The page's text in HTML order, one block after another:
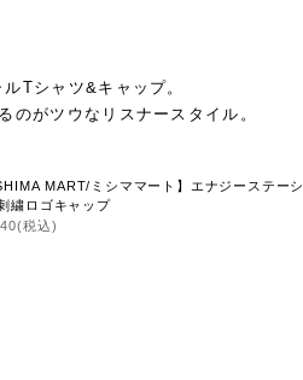
Tシャツ&キャップ。
のがツウなリスナースタイル。
MART/ミシママート】エナジーステーシ
繍ロゴキャップ
税込)